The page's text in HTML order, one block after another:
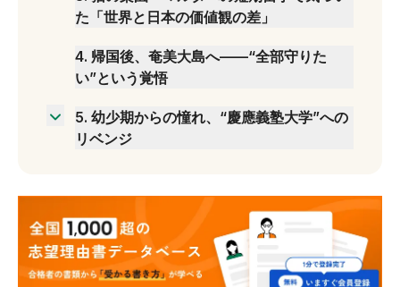
た「世界と日本の価値観の差」
4. 帰国後、奄美大島へ——“全部守りた
い”という覚悟
5. 幼少期からの憧れ、“慶應義塾大学”への
リベンジ